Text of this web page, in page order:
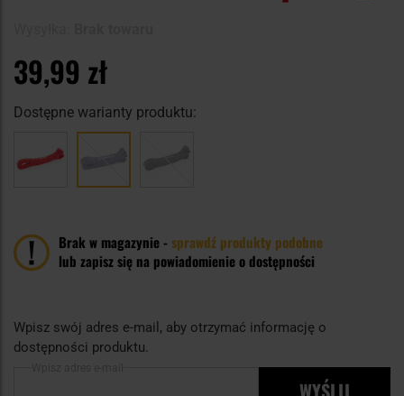
39,99 zł
Dostępne warianty produktu:
Brak w magazynie -sprawdź produkty podobne
lub zapisz się na powiadomienie o dostępności
Wpisz swój adres e-mail, aby otrzymać informację o
dostępności produktu.
WYŚLIJ